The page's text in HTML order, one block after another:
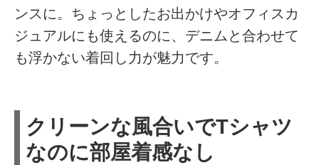
ンスに。ちょっとしたお出かけやオフィスカ
ジュアルにも使えるのに、デニムと合わせて
も浮かない着回し力が魅力です。
クリーンな風合いでTシャツ
なのに部屋着感なし